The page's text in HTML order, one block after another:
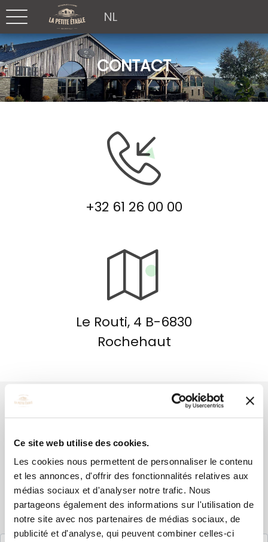
Ce site web utilise des cookies.
Les cookies nous permettent de personnaliser le contenu
et les annonces, d'offrir des fonctionnalités relatives aux
médias sociaux et d'analyser notre trafic. Nous
partageons également des informations sur l'utilisation de
notre site avec nos partenaires de médias sociaux, de
publicité et d'analyse, qui peuvent combiner celles-ci
NL
CONTACT
+32 61 26 00 00
Le Routi, 4 B-6830
Rochehaut
Contactez-nous
! Aucune réservation ne sera
acceptée par e-mail !